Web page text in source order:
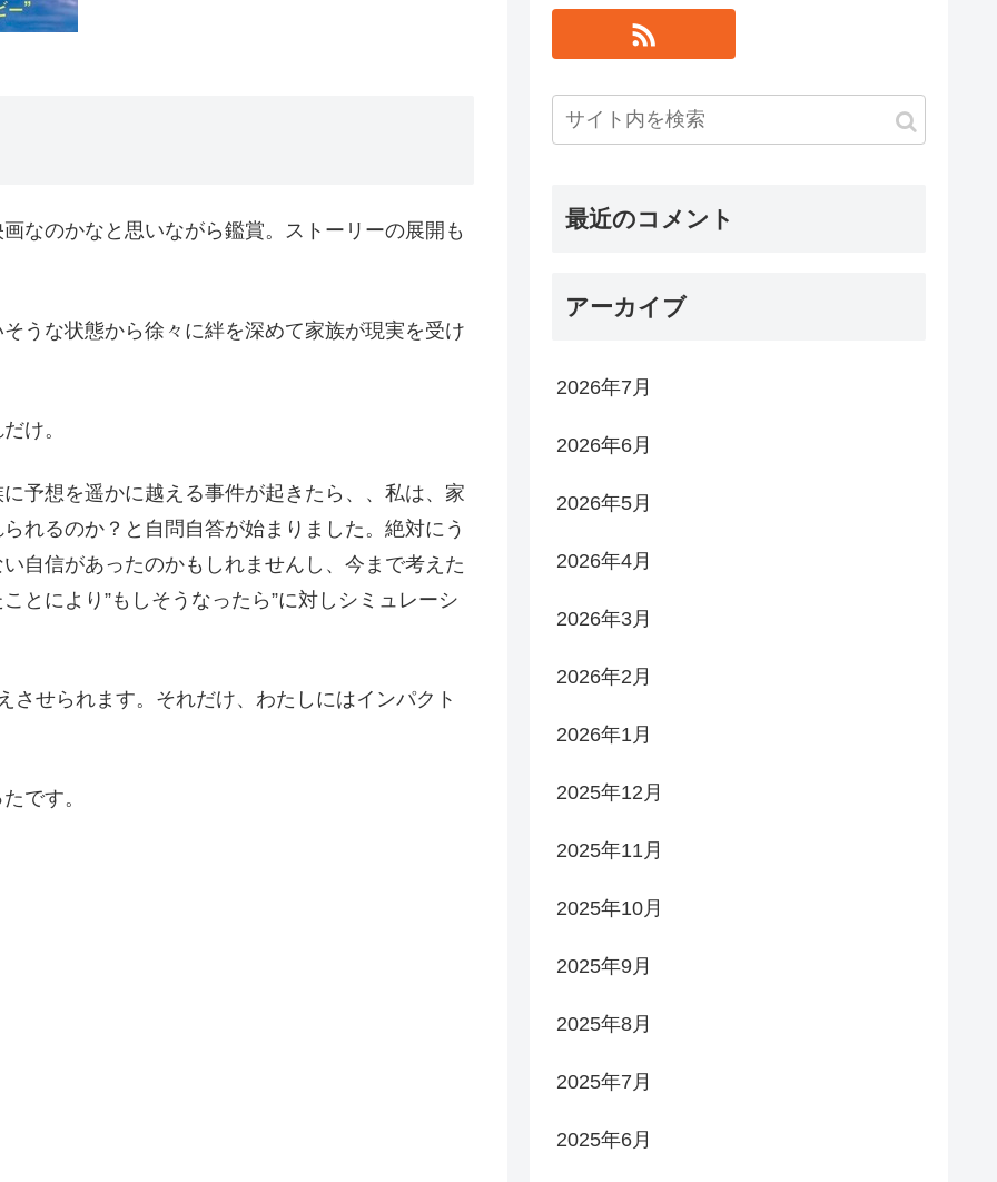
なのかなと思いながら鑑賞。ストーリーの展開も
うな状態から徐々に絆を深めて家族が現実を受け
け。
予想を遥かに越える事件が起きたら、、私は、家
れるのか？と自問自答が始まりました。絶対にう
自信があったのかもしれませんし、今まで考えた
とにより”もしそうなったら”に対しシミュレーシ
せられます。それだけ、わたしにはインパクト
です。
最近のコメント
アーカイブ
2026年7月
2026年6月
2026年5月
2026年4月
2026年3月
2026年2月
2026年1月
2025年12月
2025年11月
2025年10月
2025年9月
2025年8月
2025年7月
2025年6月